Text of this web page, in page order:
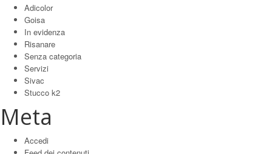
Adicolor
Goisa
In evidenza
Risanare
Senza categoria
Servizi
Sivac
Stucco k2
Meta
Accedi